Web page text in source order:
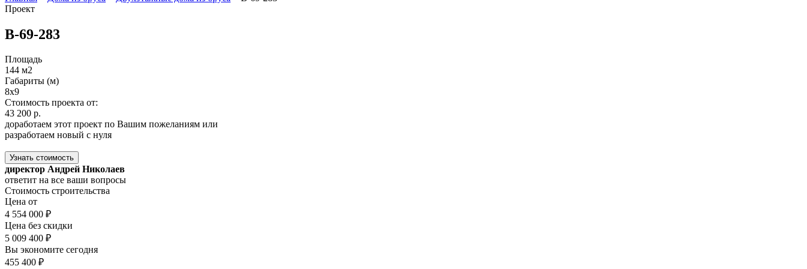
Проект
В-69-283
Площадь
144 м2
Габариты (м)
8x9
Стоимость проекта от:
43 200 р.
доработаем этот проект по Вашим пожеланиям или
разработаем новый с нуля
Узнать стоимость
директор Андрей Николаев
ответит на все ваши вопросы
Стоимость строительства
Цена от
4 554 000 ₽
Цена без скидки
5 009 400 ₽
Вы экономите сегодня
455 400 ₽